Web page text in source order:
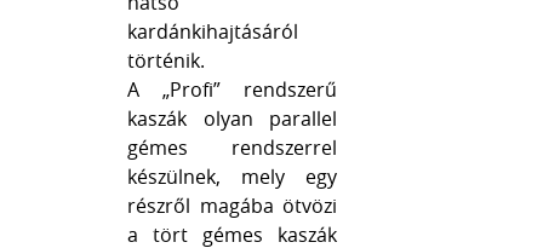
kardánkihajtásáról
történik.
A „Profi” rendszerű
kaszák olyan parallel
gémes rendszerrel
készülnek, mely egy
részről magába ötvözi
a tört gémes kaszák